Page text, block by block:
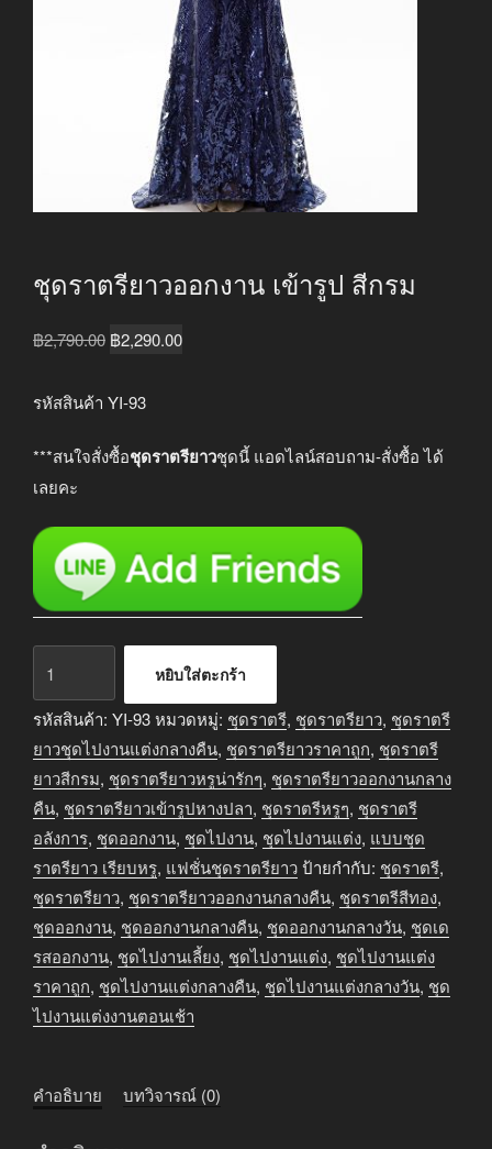
ชุดราตรียาวออกงาน เข้ารูป สีกรม
฿2,790.00 Original
was:
฿2,290.00Current
รหัสสินค้า YI-93
***สนใจสั่งซื้อชุดราตรียาวชุดนี้ แอดไลน์สอบถาม-สั่งซื้อ ได้
เลยคะ
ชุด
ราตรี
ยาว
ออกงาน
เข้า
รูป
สี
กรม
ชิ้น
หยิบใส่ตะกร้า
รหัสสินค้า: YI-93หมวดหมู่: ชุดราตรี, ชุดราตรียาว, ชุดราตรี
ยาวชุดไปงานแต่งกลางคืน, ชุดราตรียาวราคาถูก, ชุดราตรี
ยาวสีกรม, ชุดราตรียาวหรูน่ารักๆ, ชุดราตรียาวออกงานกลาง
คืน, ชุดราตรียาวเข้ารูปหางปลา, ชุดราตรีหรูๆ, ชุดราตรี
อลังการ, ชุดออกงาน, ชุดไปงาน, ชุดไปงานแต่ง, แบบชุด
ราตรียาว เรียบหรู, แฟชั่นชุดราตรียาวป้ายกำกับ: ชุดราตรี,
ชุดราตรียาว, ชุดราตรียาวออกงานกลางคืน, ชุดราตรีสีทอง,
ชุดออกงาน, ชุดออกงานกลางคืน, ชุดออกงานกลางวัน, ชุดเด
รสออกงาน, ชุดไปงานเลี้ยง, ชุดไปงานแต่ง, ชุดไปงานแต่ง
ราคาถูก, ชุดไปงานแต่งกลางคืน, ชุดไปงานแต่งกลางวัน, ชุด
ไปงานแต่งงานตอนเช้า
คำอธิบาย บทวิจารณ์ (0)